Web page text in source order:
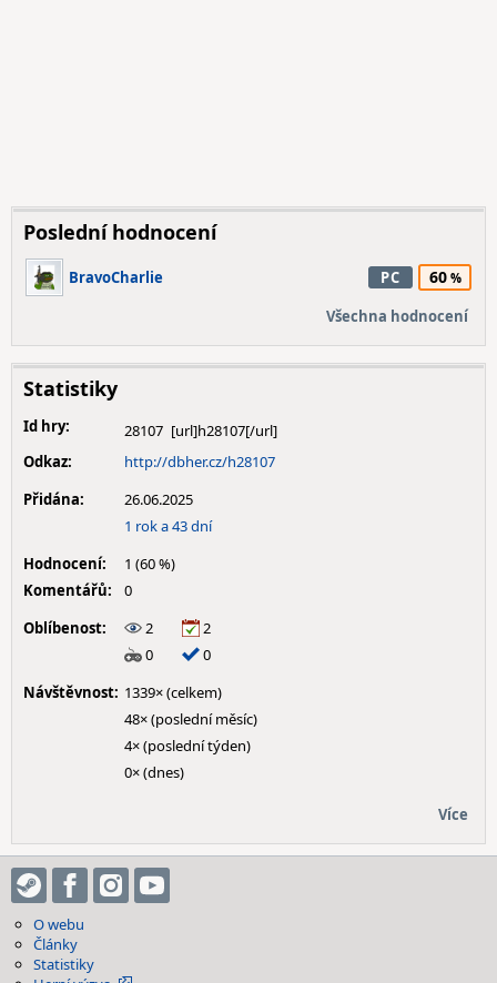
Poslední hodnocení
BravoCharlie PC 60
Všechna hodnocení
Statistiky
Id hry:
28107
Odkaz:
http://dbher.cz/h28107
Přidána:
26.06.2025
1 rok a 43 dní
Hodnocení:
1 (60 %)
Komentářů:
0
Oblíbenost:
2
2
0
0
Návštěvnost: 1339× (celkem)
48× (poslední měsíc)
4× (poslední týden)
0× (dnes)
Více
O webu
Články
Statistiky